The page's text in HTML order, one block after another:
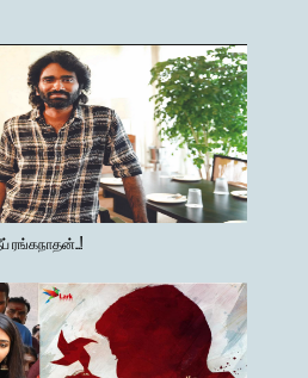
ரங்கநாதன்..!